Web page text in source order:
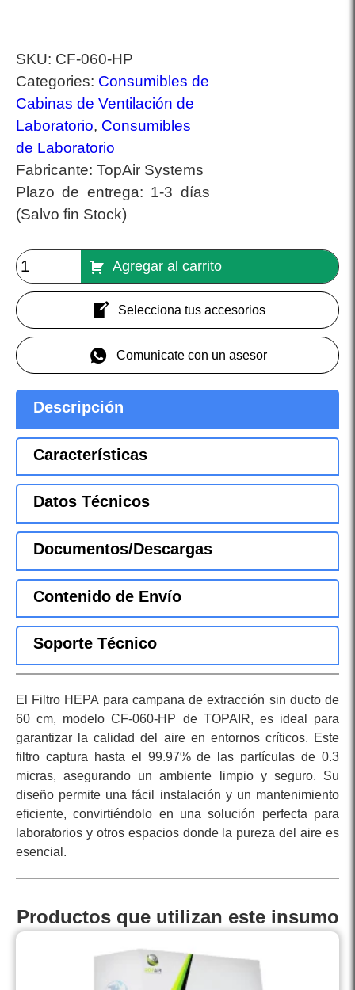
SKU: CF-060-HP
Categories: Consumibles de
Cabinas de Ventilación de
Laboratorio, Consumibles
de Laboratorio
Fabricante: TopAir Systems
Plazo de entrega: 1-3 días
(Salvo fin Stock)
Agregar al carrito
Selecciona tus accesorios
Comunicate con un asesor
Descripción
Características
Datos Técnicos
Documentos/Descargas
Contenido de Envío
Soporte Técnico
El Filtro HEPA para campana de extracción sin ducto de
60 cm, modelo CF-060-HP de TOPAIR, es ideal para
garantizar la calidad del aire en entornos críticos. Este
filtro captura hasta el 99.97% de las partículas de 0.3
micras, asegurando un ambiente limpio y seguro. Su
diseño permite una fácil instalación y un mantenimiento
eficiente, convirtiéndolo en una solución perfecta para
laboratorios y otros espacios donde la pureza del aire es
esencial.
Productos que utilizan este insumo